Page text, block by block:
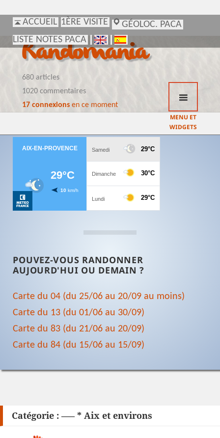
ACCUEIL 1ÈRE VISITE
GÉOLOC. PACA
LISTE NOTES PACA
Randomania
680 articles
1020 commentaires
17 connexionsen ce moment
MENU ET
WIDGETS
POUVEZ-VOUS RANDONNER
AUJOURD'HUI OU DEMAIN ?
Carte du 04 (du 25/06 au 20/09 au moins)
Carte du 13 (du 01/06 au 30/09)
Carte du 83 (du 21/06 au 20/09)
Carte du 84 (du 15/06 au 15/09)
ACCUEIL 1ÈRE VISITE
GÉOLOC. PACA
LISTE NOTES PACA
Catégorie : —– * Aix et environs